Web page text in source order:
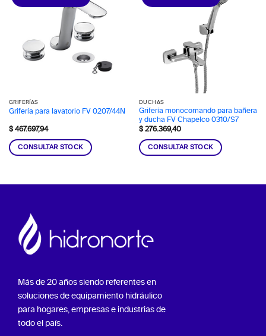
GRIFERÍAS
Grifería para lavatorio FV 0207/44N
$467.697,94
CONSULTAR STOCK
DUCHAS
Grifería monocomando para bañera
y ducha FV Chapelco 0310/S7
$276.369,40
CONSULTAR STOCK
Más de 20 años siendo referentes en
soluciones de equipamiento hidráulico
para hogares, empresas e industrias de
todo el país.